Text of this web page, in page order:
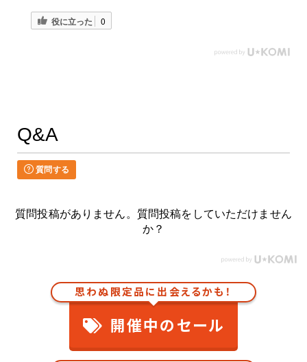
役に立った 0
Q&A
質問する
質問投稿がありません。質問投稿をしていただけません
か？
思わぬ限定品に出会えるかも！
開催中のセール